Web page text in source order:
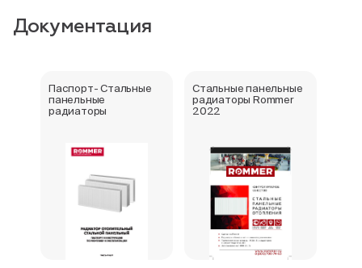
Документация
Паспорт- Стальные
панельные
радиаторы
Стальные панельные
радиаторы Rommer
2022